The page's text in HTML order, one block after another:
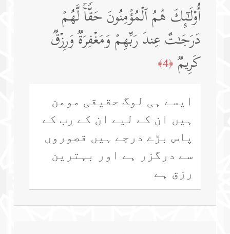
أُو۟لَـٰۤىِٕكَ هُمُ ٱلۡمُؤۡمِنُونَ حَقࣰّاۚ لَّهُمۡ
دَرَجَـٰتٌ عِندَ رَبِّهِمۡ وَمَغۡفِرَةࣱ وَرِزۡقࣱ
كَرِیمࣱ ﴿4﴾
ایسے ہی لوگ حقیقی مومن
ہیں ان کے لیے ان کے رب کے
پاس بڑے درجے ہیں قصوروں
سے درگزر ہے اور بہترین
رزق ہے